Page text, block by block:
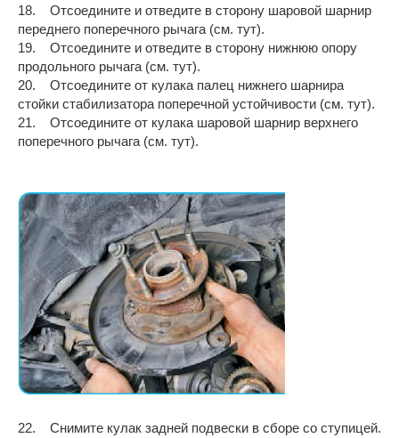
18. Отсоедините и отведите в сторону шаровой шарнир
переднего поперечного рычага (см. тут).
19. Отсоедините и отведите в сторону нижнюю опору
продольного рычага (см. тут).
20. Отсоедините от кулака палец нижнего шарнира
стойки стабилизатора поперечной устойчивости (см. тут).
21. Отсоедините от кулака шаровой шарнир верхнего
поперечного рычага (см. тут).
22. Снимите кулак задней подвески в сборе со ступицей.